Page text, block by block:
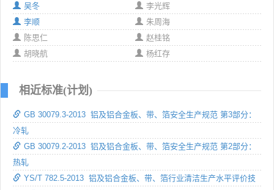
吴冬
李光辉
李顺
朱周海
陈思仁
赵桂铭
胡晓航
杨红存
相近标准(计划)
GB 30079.3-2013 铝及铝合金板、带、箔安全生产规范 第3部分：
冷轧
GB 30079.2-2013 铝及铝合金板、带、箔安全生产规范 第2部分：
热轧
YS/T 782.5-2013 铝及铝合金板、带、箔行业清洁生产水平评价技